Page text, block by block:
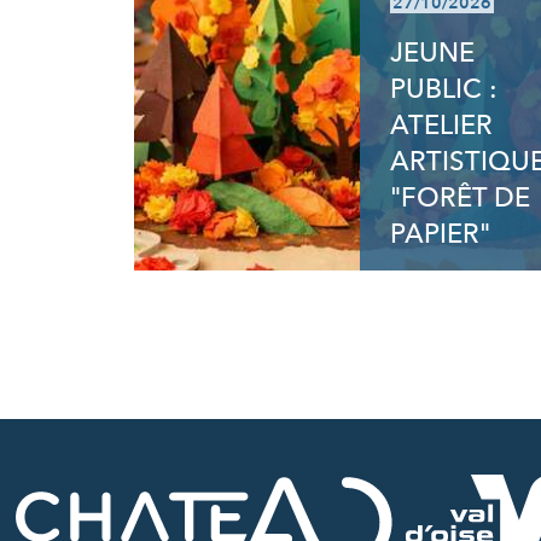
JEUNE
PUBLIC :
ATELIER
"FORÊT DE
PAPIER"